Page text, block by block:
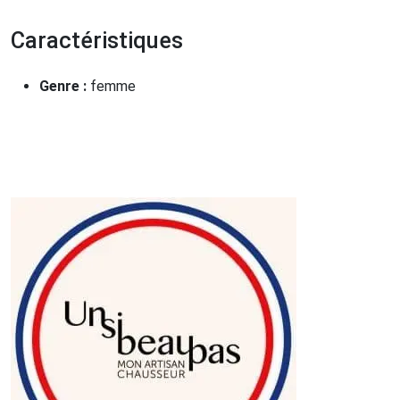
Caractéristiques
Genre : femme